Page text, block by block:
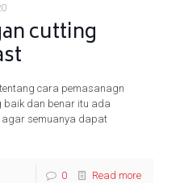
cutting
cara pemasanagn
dan benar itu ada
semuanya dapat
0 Read more